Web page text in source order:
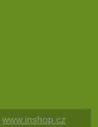
www.inshop.cz